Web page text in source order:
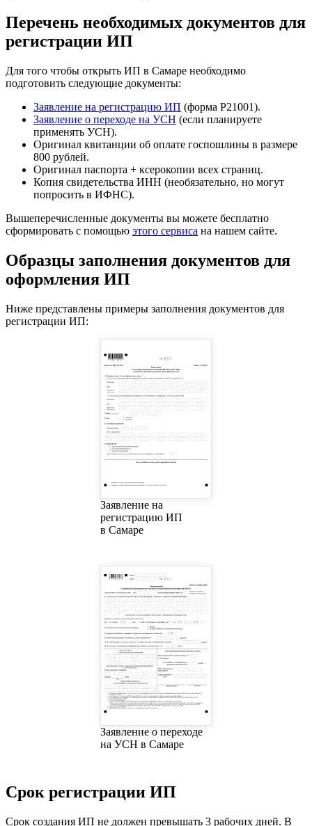
Перечень необходимых документов для
регистрации ИП
Для того чтобы открыть ИП в Самаре необходимо
подготовить следующие документы:
Заявление на регистрацию ИП (форма Р21001).
Заявление о переходе на УСН (если планируете
применять УСН).
Оригинал квитанции об оплате госпошлины в размере
800 рублей.
Оригинал паспорта + ксерокопии всех страниц.
Копия свидетельства ИНН (необязательно, но могут
попросить в ИФНС).
Вышеперечисленные документы вы можете бесплатно
сформировать с помощью этого сервиса на нашем сайте.
Образцы заполнения документов для
оформления ИП
Ниже представлены примеры заполнения документов для
регистрации ИП:
Заявление на
регистрацию ИП
в Самаре
Заявление о переходе
на УСН в Самаре
Срок регистрации ИП
Срок создания ИП не должен превышать 3 рабочих дней. В